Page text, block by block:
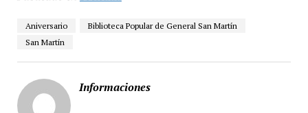
Aniversario
Biblioteca Popular de General San Martín
San Martín
Informaciones